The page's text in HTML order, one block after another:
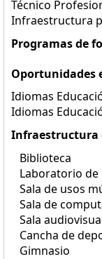
Técnico
Infraestructura
Programas de
Oportunidades
Idiomas
Idiomas
Infraestructura
Biblioteca
Laboratorio de
Sala de usos
Sala de
Sala
Cancha de
Gimnasio